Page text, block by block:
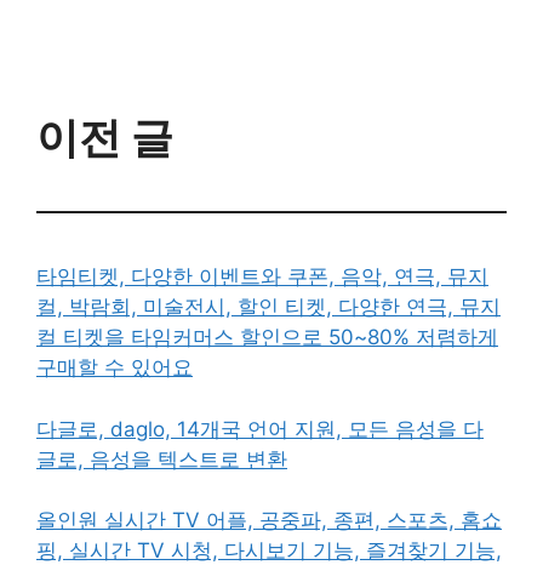
이전 글
타임티켓, 다양한 이벤트와 쿠폰, 음악, 연극, 뮤지
컬, 박람회, 미술전시, 할인 티켓, 다양한 연극, 뮤지
컬 티켓을 타임커머스 할인으로 50~80% 저렴하게
구매할 수 있어요
다글로, daglo, 14개국 언어 지원, 모든 음성을 다
글로, 음성을 텍스트로 변환
올인원 실시간 TV 어플, 공중파, 종편, 스포츠, 홈쇼
핑, 실시간 TV 시청, 다시보기 기능, 즐겨찾기 기능,